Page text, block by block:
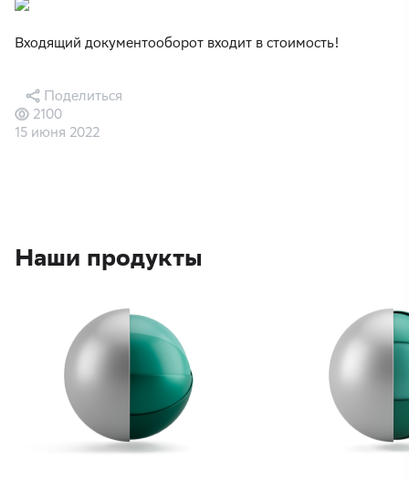
Входящий документооборот входит в стоимость!
15 июня 2022
2100
Поделиться
Наши продукты